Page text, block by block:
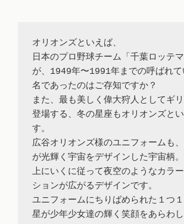
オリオンズといえば、
日本のプロ野球チーム「千葉ロッテマ
が、1949年〜1991年までの呼ばれて
名であったのはご存知ですか？
また、最も美しく偉大狩人としてギ
登場する、冬の星座もオリオンズと
す。
広谷オリオンズ様のユニフォームも
が光輝く宇宙をデザインした宇宙柄。
上にいくに従って夜空のようなカラ
ションが広がるデザインです。
ユニフォームにちりばめられた１つ
星が少年少女達の輝く笑顔をあらわ